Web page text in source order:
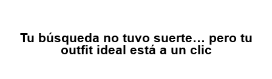
Tu búsqueda no tuvo suerte… pero tu
outfit ideal está a un clic